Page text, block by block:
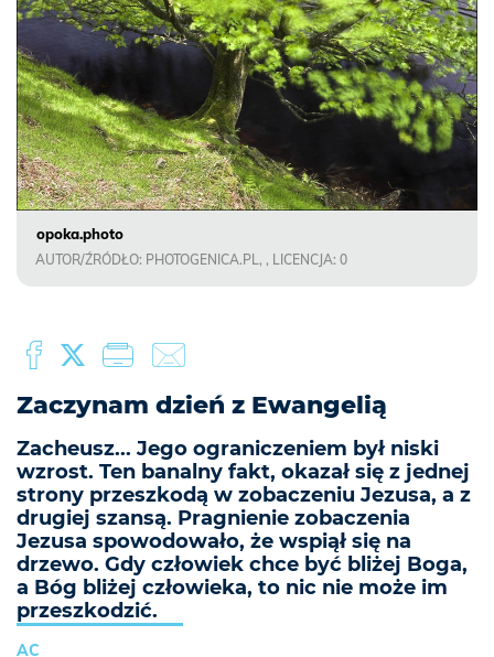
opoka.photo
AUTOR/ŹRÓDŁO: PHOTOGENICA.PL, , LICENCJA: 0
Zaczynam dzień z Ewangelią
Zacheusz... Jego ograniczeniem był niski
wzrost. Ten banalny fakt, okazał się z jednej
strony przeszkodą w zobaczeniu Jezusa, a z
drugiej szansą. Pragnienie zobaczenia
Jezusa spowodowało, że wspiął się na
drzewo. Gdy człowiek chce być bliżej Boga,
a Bóg bliżej człowieka, to nic nie może im
przeszkodzić.
AC